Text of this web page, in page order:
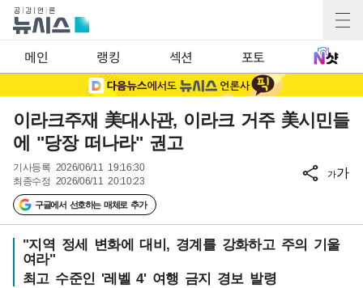
메인 랭킹 섹션 포토
이라크주재 美대사관, 이라크 거주 美시민들
에 "당장 떠나라" 권고
기사등록 2026/06/11 19:16:30
최종수정 2026/06/11 20:10:23
구글에서 선호하는 매체로 추가
가가
"지역 정세 변화에 대비, 경계를 강화하고 주의 기울
여라"
최고 수준인 '레벨 4' 여행 금지 경보 발령